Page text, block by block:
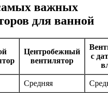
важных
для ванной
Центробежный
вентилятор
с
Средняя